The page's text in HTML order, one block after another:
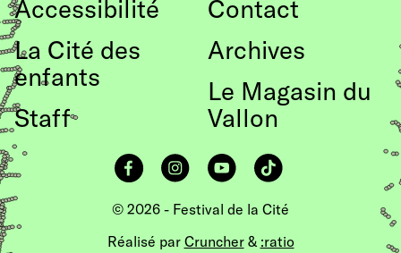
Accessibilité
La Cité des
enfants
Staff
Contact
Archives
Le Magasin du
Vallon
FacebookInstagramYouTubeTikTok
© 2026 - Festival de la Cité
Réalisé par Cruncher& :ratio